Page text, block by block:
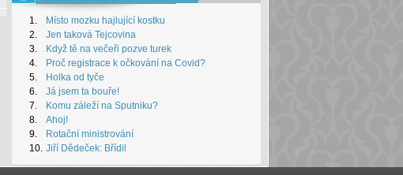
1.
Místo mozku hajlující kostku
2.
Jen taková Tejcovina
3.
Když tě na večeři pozve turek
4.
Proč registrace k očkování na Covid?
5.
Holka od tyče
6.
Já jsem ta bouře!
7.
Komu záleží na Sputniku?
8.
Ahoj!
9.
Rotační ministrování
10. Jiří Dědeček: Břídil